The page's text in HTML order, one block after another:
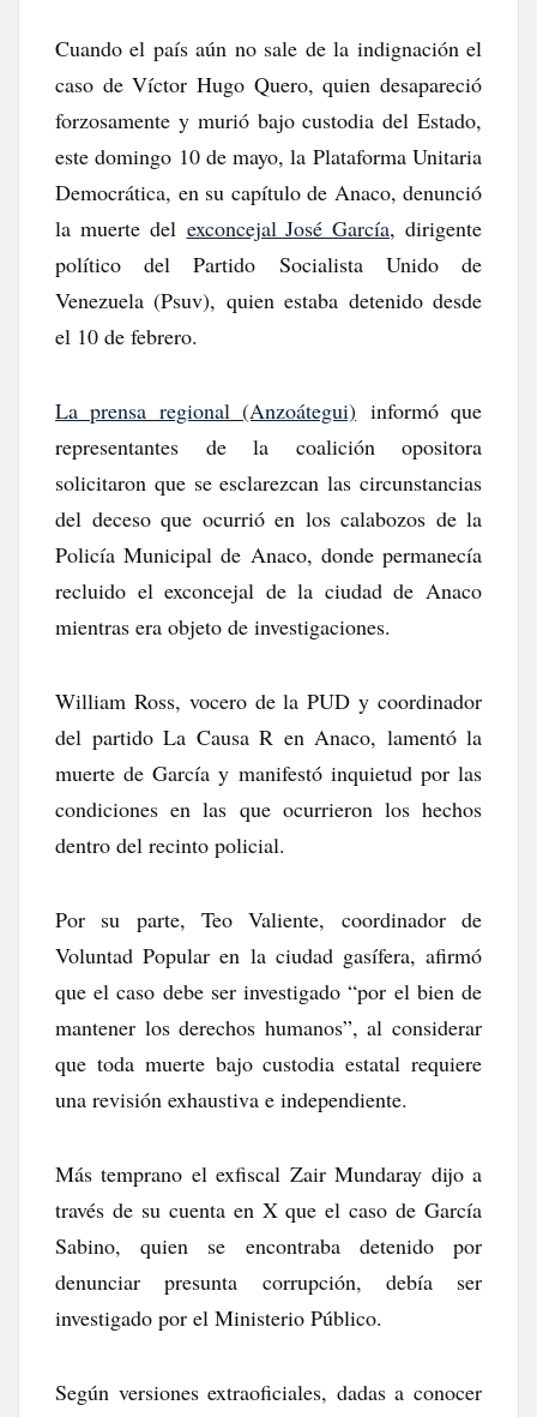
Cuando el país aún no sale de la indignación el
caso de Víctor Hugo Quero, quien desapareció
forzosamente y murió bajo custodia del Estado,
este domingo 10 de mayo, la Plataforma Unitaria
Democrática, en su capítulo de Anaco, denunció
la muerte del exconcejal José García, dirigente
político del Partido Socialista Unido de
Venezuela (Psuv), quien estaba detenido desde
el 10 de febrero.
La prensa regional (Anzoátegui) informó que
representantes de la coalición opositora
solicitaron que se esclarezcan las circunstancias
del deceso que ocurrió en los calabozos de la
Policía Municipal de Anaco, donde permanecía
recluido el exconcejal de la ciudad de Anaco
mientras era objeto de investigaciones.
William Ross, vocero de la PUD y coordinador
del partido La Causa R en Anaco, lamentó la
muerte de García y manifestó inquietud por las
condiciones en las que ocurrieron los hechos
dentro del recinto policial.
Por su parte, Teo Valiente, coordinador de
Voluntad Popular en la ciudad gasífera, afirmó
que el caso debe ser investigado “por el bien de
mantener los derechos humanos”, al considerar
que toda muerte bajo custodia estatal requiere
una revisión exhaustiva e independiente.
Más temprano el exfiscal Zair Mundaray dijo a
través de su cuenta en X que el caso de García
Sabino, quien se encontraba detenido por
denunciar presunta corrupción, debía ser
investigado por el Ministerio Público.
Según versiones extraoficiales, dadas a conocer